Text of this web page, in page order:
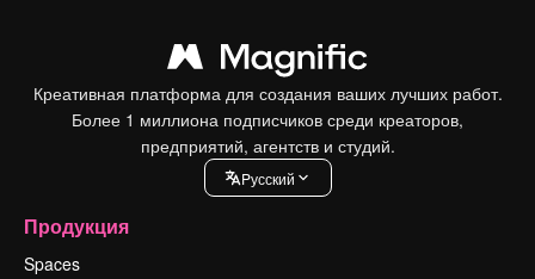
Креативная платформа для создания ваших лучших работ.
Более 1 миллиона подписчиков среди креаторов,
предприятий, агентств и студий.
Pусский
Продукция
Spaces